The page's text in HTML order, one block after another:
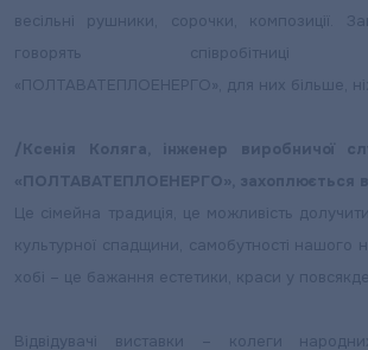
весільні рушники, сорочки, композиції.
говорять співробітниці
«ПОЛТАВАТЕПЛОЕНЕРГО», для них більше,
/Ксенія Коляга, інженер виробничої
«ПОЛТАВАТЕПЛОЕНЕРГО», захоплюється
Це сімейна традиція, це можливість
культурної спадщини, самобутності нашого
хобі – це бажання естетики, краси у
Відвідувачі виставки – колеги